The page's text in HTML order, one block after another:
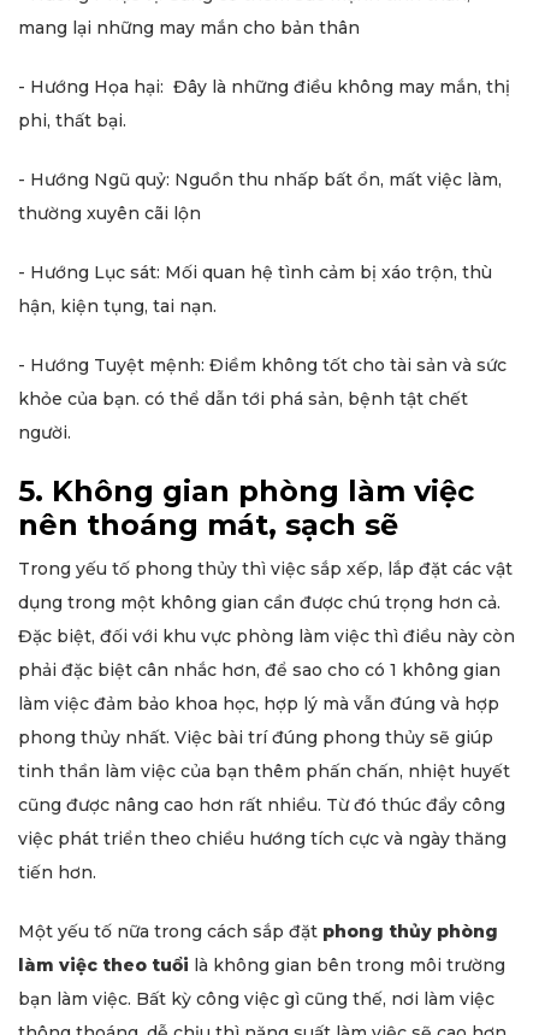
mang lại những may mắn cho bản thân
- Hướng Họa hại: Đây là những điều không may mắn, thị
phi, thất bại.
- Hướng Ngũ quỷ: Nguồn thu nhấp bất ổn, mất việc làm,
thường xuyên cãi lộn
- Hướng Lục sát: Mối quan hệ tình cảm bị xáo trộn, thù
hận, kiện tụng, tai nạn.
- Hướng Tuyệt mệnh: Điềm không tốt cho tài sản và sức
khỏe của bạn. có thể dẫn tới phá sản, bệnh tật chết
người.
5. Không gian phòng làm việc
nên thoáng mát, sạch sẽ
Trong yếu tố phong thủy thì việc sắp xếp, lắp đặt các vật
dụng trong một không gian cần được chú trọng hơn cả.
Đặc biệt, đối với khu vực phòng làm việc thì điều này còn
phải đặc biệt cân nhắc hơn, để sao cho có 1 không gian
làm việc đảm bảo khoa học, hợp lý mà vẫn đúng và hợp
phong thủy nhất. Việc bài trí đúng phong thủy sẽ giúp
tinh thần làm việc của bạn thêm phấn chấn, nhiệt huyết
cũng được nâng cao hơn rất nhiều. Từ đó thúc đẩy công
việc phát triển theo chiều hướng tích cực và ngày thăng
tiến hơn.
Một yếu tố nữa trong cách sắp đặt phong thủy phòng
làm việc theo tuổi là không gian bên trong môi trường
bạn làm việc. Bất kỳ công việc gì cũng thế, nơi làm việc